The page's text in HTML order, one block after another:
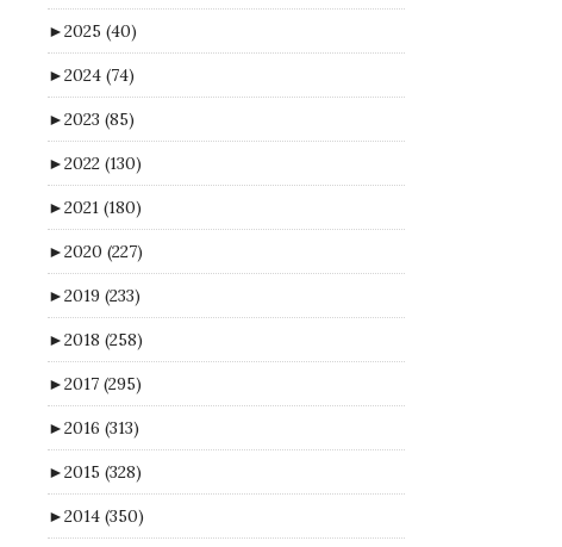
►2025 (40)
►2024 (74)
►2023 (85)
►2022 (130)
►2021 (180)
►2020 (227)
►2019 (233)
►2018 (258)
►2017 (295)
►2016 (313)
►2015 (328)
►2014 (350)